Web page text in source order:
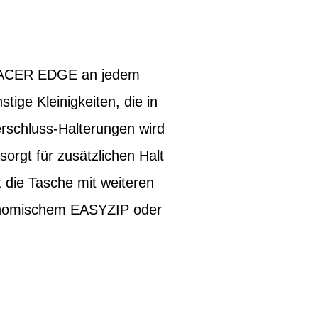
EDGE an jedem
Kleinigkeiten, die in
Halterungen wird
für zusätzlichen Halt
Tasche mit weiteren
EASYZIP oder